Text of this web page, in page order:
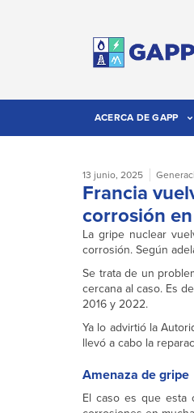
ACERCA DE GAPP
13 junio, 2025
Francia
corrosión
La gripe nuclear
corrosión. Según
Se trata de un
cercana al caso. Es
2016 y 2022.
Ya lo advirtió la
llevó a cabo la
Amenaza de gripe
El caso es que esta